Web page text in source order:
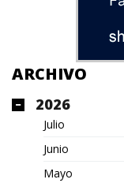
ARCHIVO
2026
Julio
Junio
Mayo